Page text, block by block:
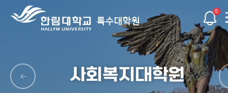
특수대학원
0
사회복지대학원